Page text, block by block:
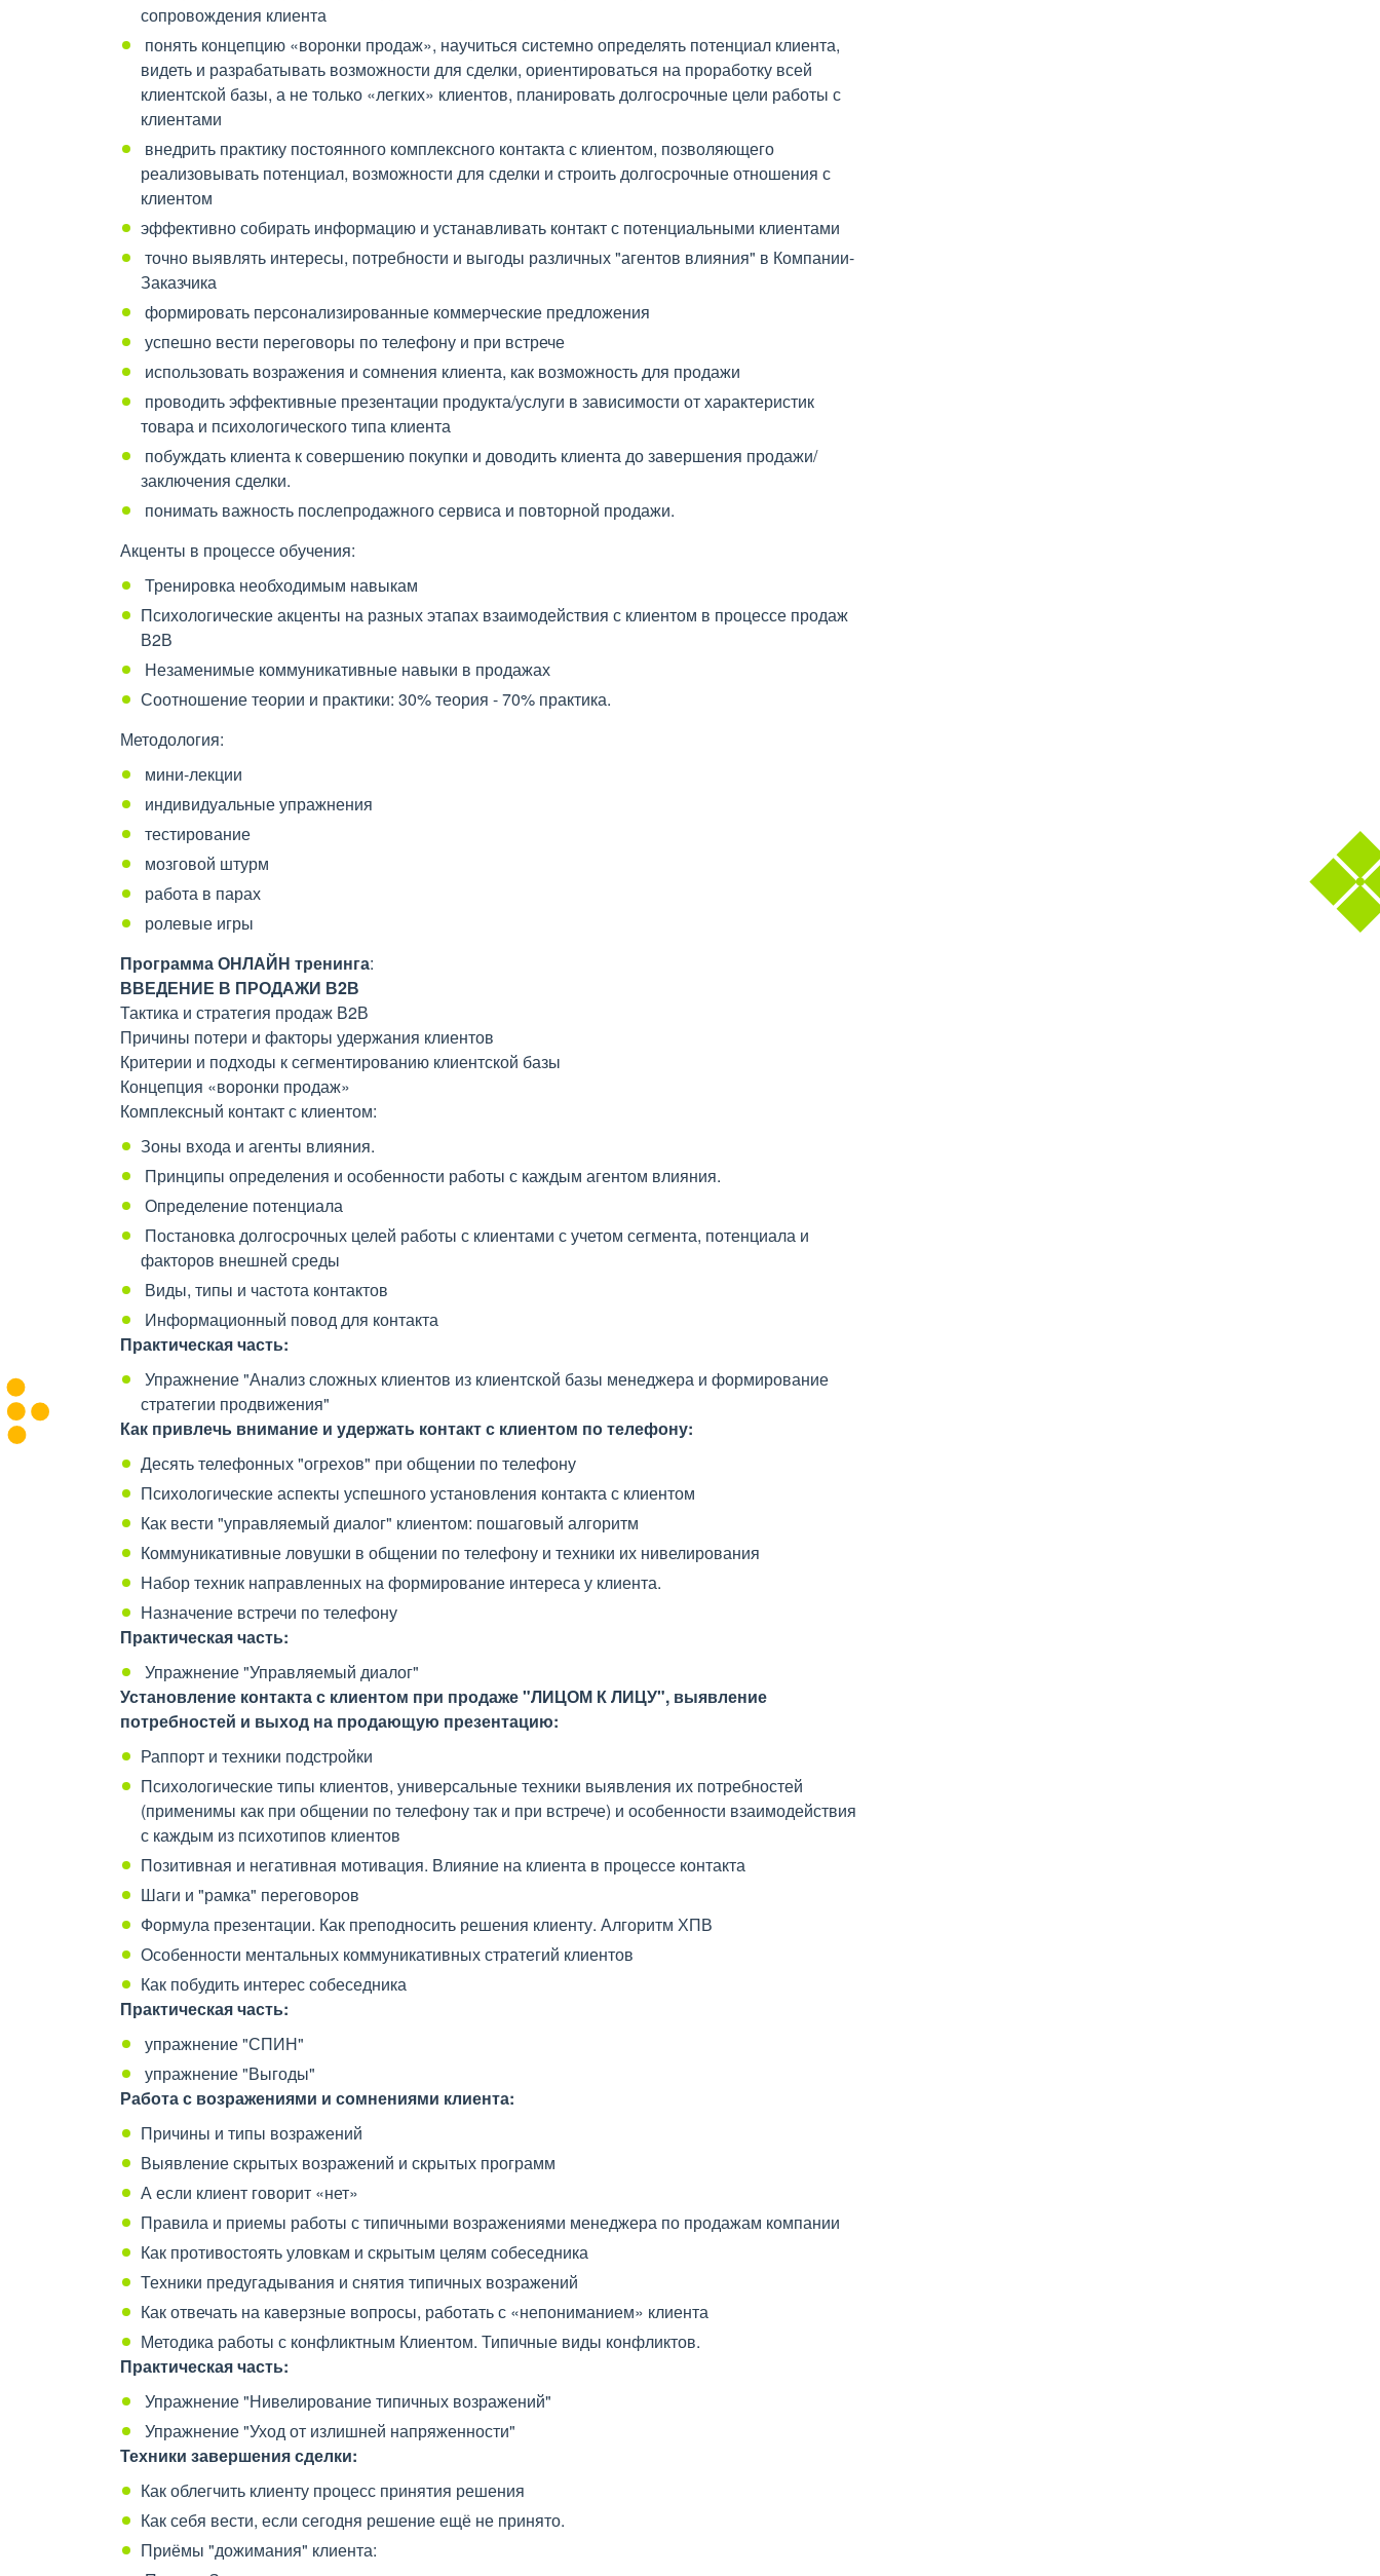
сопровождения клиента
понять концепцию «воронки продаж», научиться системно определять потенциал клиента,
видеть и разрабатывать возможности для сделки, ориентироваться на проработку всей
клиентской базы, а не только «легких» клиентов, планировать долгосрочные цели работы с
клиентами
внедрить практику постоянного комплексного контакта с клиентом, позволяющего
реализовывать потенциал, возможности для сделки и строить долгосрочные отношения с
клиентом
эффективно собирать информацию и устанавливать контакт с потенциальными клиентами
точно выявлять интересы, потребности и выгоды различных "агентов влияния" в Компании-
Заказчика
формировать персонализированные коммерческие предложения
успешно вести переговоры по телефону и при встрече
использовать возражения и сомнения клиента, как возможность для продажи
проводить эффективные презентации продукта/услуги в зависимости от характеристик
товара и психологического типа клиента
побуждать клиента к совершению покупки и доводить клиента до завершения продажи/
заключения сделки.
понимать важность послепродажного сервиса и повторной продажи.
Акценты в процессе обучения:
Тренировка необходимым навыкам
Психологические акценты на разных этапах взаимодействия с клиентом в процессе продаж
В2В
Незаменимые коммуникативные навыки в продажах
Соотношение теории и практики: 30% теория - 70% практика.
Методология:
мини-лекции
индивидуальные упражнения
тестирование
мозговой штурм
работа в парах
ролевые игры
Программа ОНЛАЙН тренинга:
ВВЕДЕНИЕ В ПРОДАЖИ В2В
Тактика и стратегия продаж В2В
Причины потери и факторы удержания клиентов
Критерии и подходы к сегментированию клиентской базы
Концепция «воронки продаж»
Комплексный контакт с клиентом:
Зоны входа и агенты влияния.
Принципы определения и особенности работы с каждым агентом влияния.
Определение потенциала
Постановка долгосрочных целей работы с клиентами с учетом сегмента, потенциала и
факторов внешней среды
Виды, типы и частота контактов
Информационный повод для контакта
Практическая часть:
Упражнение "Анализ сложных клиентов из клиентской базы менеджера и формирование
стратегии продвижения"
Как привлечь внимание и удержать контакт с клиентом по телефону:
Десять телефонных "огрехов" при общении по телефону
Психологические аспекты успешного установления контакта с клиентом
Как вести "управляемый диалог" клиентом: пошаговый алгоритм
Коммуникативные ловушки в общении по телефону и техники их нивелирования
Набор техник направленных на формирование интереса у клиента.
Назначение встречи по телефону
Практическая часть:
Упражнение "Управляемый диалог"
Установление контакта с клиентом при продаже "ЛИЦОМ К ЛИЦУ", выявление
потребностей и выход на продающую презентацию:
Раппорт и техники подстройки
Психологические типы клиентов, универсальные техники выявления их потребностей
(применимы как при общении по телефону так и при встрече) и особенности взаимодействия
с каждым из психотипов клиентов
Позитивная и негативная мотивация. Влияние на клиента в процессе контакта
Шаги и "рамка" переговоров
Формула презентации. Как преподносить решения клиенту. Алгоритм ХПВ
Особенности ментальных коммуникативных стратегий клиентов
Как побудить интерес собеседника
Практическая часть:
упражнение "СПИН"
упражнение "Выгоды"
Работа с возражениями и сомнениями клиента:
Причины и типы возражений
Выявление скрытых возражений и скрытых программ
А если клиент говорит «нет»
Правила и приемы работы с типичными возражениями менеджера по продажам компании
Как противостоять уловкам и скрытым целям собеседника
Техники предугадывания и снятия типичных возражений
Как отвечать на каверзные вопросы, работать с «непониманием» клиента
Методика работы с конфликтным Клиентом. Типичные виды конфликтов.
Практическая часть:
Упражнение "Нивелирование типичных возражений"
Упражнение "Уход от излишней напряженности"
Техники завершения сделки:
Как облегчить клиенту процесс принятия решения
Как себя вести, если сегодня решение ещё не принято.
Приёмы "дожимания" клиента: